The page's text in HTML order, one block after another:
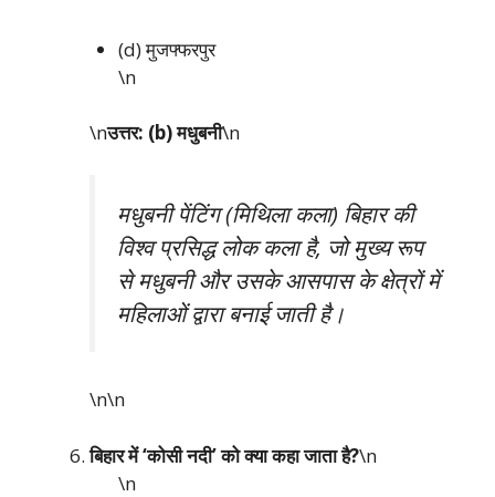
(d) मुजफ्फरपुर
\n
\nउत्तर: (b) मधुबनी\n
मधुबनी पेंटिंग (मिथिला कला) बिहार की
विश्व प्रसिद्ध लोक कला है, जो मुख्य रूप
से मधुबनी और उसके आसपास के क्षेत्रों में
महिलाओं द्वारा बनाई जाती है।
\n\n
बिहार में ‘कोसी नदी’ को क्या कहा जाता है?\n
\n